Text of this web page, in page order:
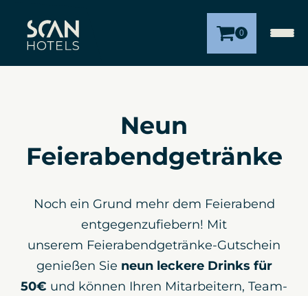
0
Neun
Feierabendgetränke
Noch ein Grund mehr dem Feierabend
entgegenzufiebern! Mit
unserem Feierabendgetränke-Gutschein
genießen Sie neun leckere Drinks für
50€ und können Ihren Mitarbeitern, Team-